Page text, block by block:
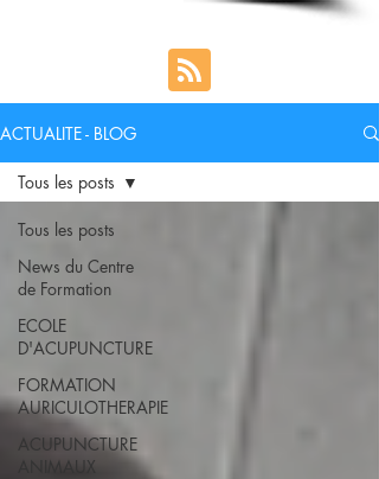
ACTUALITE - BLOG
Tous les posts
News du Centre
de Formation
ECOLE
D'ACUPUNCTURE
FORMATION
AURICULOTHERAPIE
ACUPUNCTURE
ANIMAUX
Tous les posts